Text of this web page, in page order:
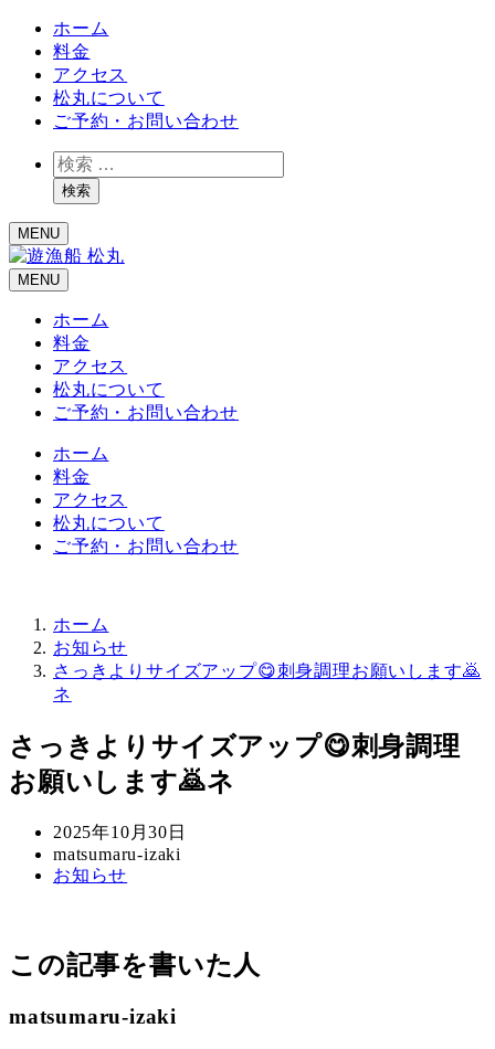
ホーム
料金
アクセス
松丸について
ご予約・お問い合わせ
検
索検索
MENU
MENU
ホーム
料金
アクセス
松丸について
ご予約・お問い合わせ
ホーム
料金
アクセス
松丸について
ご予約・お問い合わせ
ホーム
お知らせ
さっきよりサイズアップ😋刺身調理お願いします🙇
ネ
さっきよりサイズアップ😋刺身調理
お願いします🙇ネ
投
稿
日
2025年10月30日
著
者
matsumaru-izaki
カ
ー
お知らせ
この記事を書いた人
matsumaru-izaki